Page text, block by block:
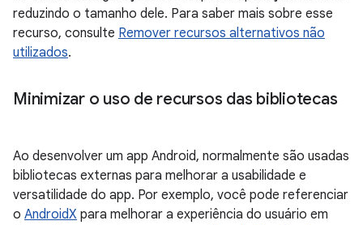
reduzindo o tamanho dele. Para saber mais sobre esse
recurso, consulte Remover recursos alternativos não
utilizados.
Minimizar o uso de recursos das bibliotecas
Ao desenvolver um app Android, normalmente são usadas
bibliotecas externas para melhorar a usabilidade e
versatilidade do app. Por exemplo, você pode referenciar
o AndroidX para melhorar a experiência do usuário em